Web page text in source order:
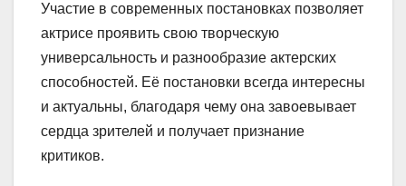
Участие в современных постановках позволяет
актрисе проявить свою творческую
универсальность и разнообразие актерских
способностей. Её постановки всегда интересны
и актуальны, благодаря чему она завоевывает
сердца зрителей и получает признание
критиков.